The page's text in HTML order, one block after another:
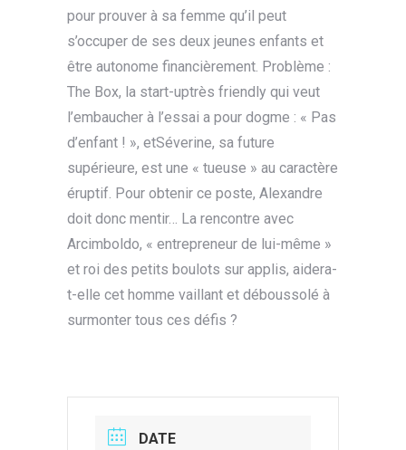
pour prouver à sa femme qu’il peut
s’occuper de ses deux jeunes enfants et
être autonome financièrement. Problème :
The Box, la start-uptrès friendly qui veut
l’embaucher à l’essai a pour dogme : « Pas
d’enfant ! », etSéverine, sa future
supérieure, est une « tueuse » au caractère
éruptif. Pour obtenir ce poste, Alexandre
doit donc mentir… La rencontre avec
Arcimboldo, « entrepreneur de lui-même »
et roi des petits boulots sur applis, aidera-
t-elle cet homme vaillant et déboussolé à
surmonter tous ces défis ?
DATE